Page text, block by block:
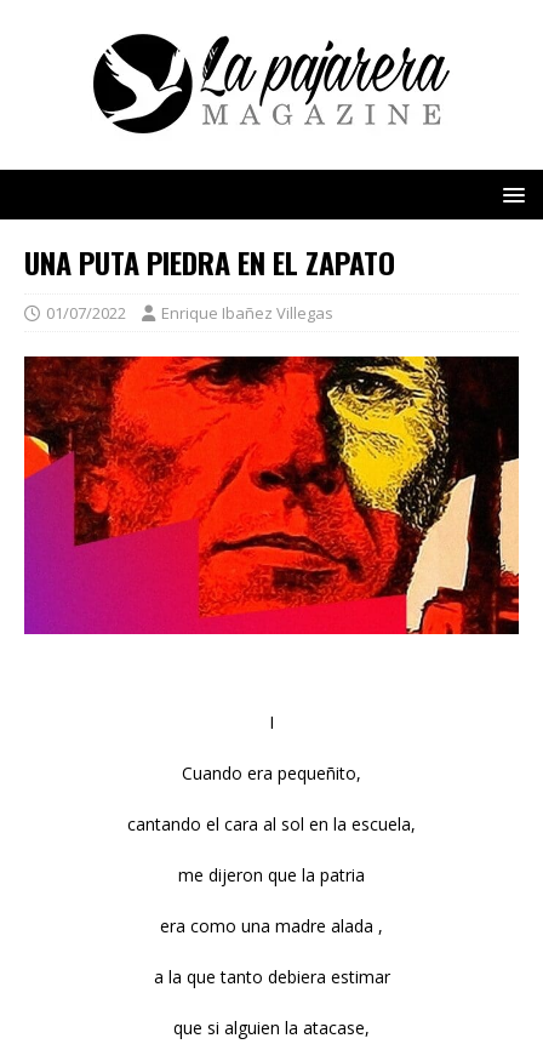
UNA PUTA PIEDRA EN EL ZAPATO
01/07/2022 Enrique Ibañez Villegas
I
Cuando era pequeñito,
cantando el cara al sol en la escuela,
me dijeron que la patria
era como una madre alada ,
a la que tanto debiera estimar
que si alguien la atacase,